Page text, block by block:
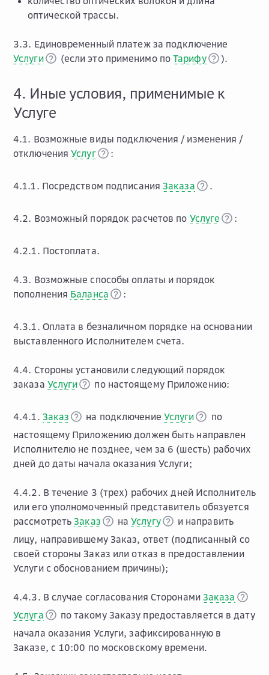
оптической трассы.
3.3. Единовременный платеж за подключение
Услуги
(если это применимо поТарифу ).
4. Иные условия, применимые к
Услуге
4.1. Возможные виды подключения / изменения /
отключенияУслуг :
4.1.1. Посредством подписания Заказа .
4.2. Возможный порядок расчетов по Услуге :
4.2.1. Постоплата.
4.3. Возможные способы оплаты и порядок
пополнения Баланса :
4.3.1. Оплата в безналичном порядке на основании
выставленного Исполнителем счета.
4.4. Стороны установили следующий порядок
заказа Услуги по настоящему Приложению:
4.4.1. Заказ на подключение Услуги
по
настоящему Приложению должен быть направлен
Исполнителю не позднее, чем за 6 (шесть) рабочих
дней до даты начала оказания Услуги;
4.4.2. В течение 3 (трех) рабочих дней Исполнитель
или его уполномоченный представитель обязуется
рассмотретьЗаказ наУслугу
и направить
лицу, направившему Заказ, ответ (подписанный со
своей стороны Заказ или отказ в предоставлении
Услуги с обоснованием причины);
4.4.3. В случае согласования Сторонами Заказа
Услуга
по такому Заказу предоставляется в дату
начала оказания Услуги, зафиксированную в
Заказе, с 10:00 по московскому времени.